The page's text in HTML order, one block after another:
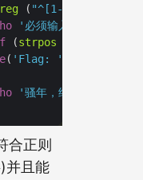
( "^[1-9]+$"
'必须输入数字才行'
(strpos
( 'Flag: '
'骚年，继续努力吧啊~'
合正则
并且能